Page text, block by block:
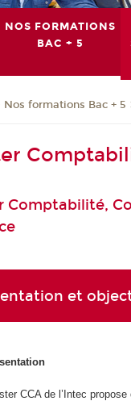
NOS FORMATIONS
BAC + 5
Nos formations Bac + 5
Comptabilité,
et
CCA de l’Intec